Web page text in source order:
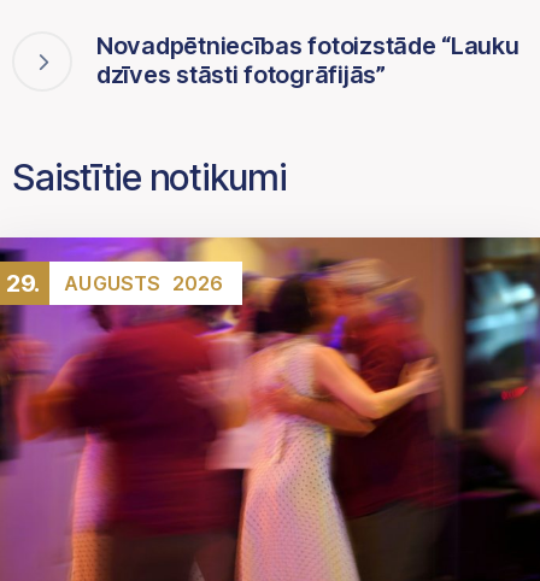
Novadpētniecības fotoizstāde “Lauku
dzīves stāsti fotogrāfijās”
Saistītie notikumi
29. AUGUSTS 2026